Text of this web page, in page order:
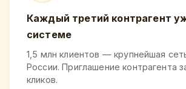
Каждый третий контрагент
системе
1,5 млн клиентов — крупнейшая
России. Приглашение контрагента
кликов.